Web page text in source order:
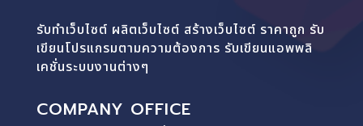
รับทำเว็บไซต์ ผลิตเว็บไซต์ สร้างเว็บไซต์ ราคาถูก รับ
เขียนโปรแกรมตามความต้องการ รับเขียนแอพพลิ
เคชั่นระบบงานต่างๆ
COMPANY OFFICE